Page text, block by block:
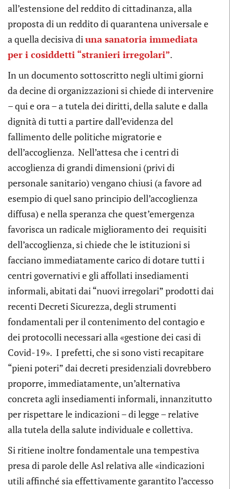
all’estensione del reddito di cittadinanza, alla
proposta di un reddito di quarantena universale e
a quella decisiva di una sanatoria immediata
per i cosiddetti “stranieri irregolari”.
In un documento sottoscritto negli ultimi giorni
da decine di organizzazioni si chiede di intervenire
– qui e ora – a tutela dei diritti, della salute e dalla
dignità di tutti a partire dall’evidenza del
fallimento delle politiche migratorie e
dell’accoglienza. Nell’attesa che i centri di
accoglienza di grandi dimensioni (privi di
personale sanitario) vengano chiusi (a favore ad
esempio di quel sano principio dell’accoglienza
diffusa) e nella speranza che quest’emergenza
favorisca un radicale miglioramento dei requisiti
dell’accoglienza, si chiede che le istituzioni si
facciano immediatamente carico di dotare tutti i
centri governativi e gli affollati insediamenti
informali, abitati dai “nuovi irregolari” prodotti dai
recenti Decreti Sicurezza, degli strumenti
fondamentali per il contenimento del contagio e
dei protocolli necessari alla «gestione dei casi di
Covid-19». I prefetti, che si sono visti recapitare
“pieni poteri” dai decreti presidenziali dovrebbero
proporre, immediatamente, un’alternativa
concreta agli insediamenti informali, innanzitutto
per rispettare le indicazioni – di legge – relative
alla tutela della salute individuale e collettiva.
Si ritiene inoltre fondamentale una tempestiva
presa di parole delle Asl relativa alle «indicazioni
utili affinché sia effettivamente garantito l’accesso